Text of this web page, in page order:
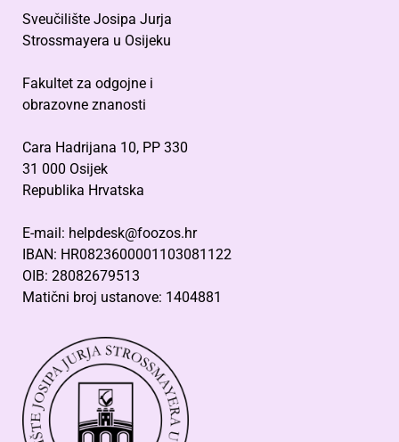
Sveučilište Josipa Jurja
Strossmayera u Osijeku
Fakultet za odgojne i
obrazovne znanosti
Cara Hadrijana 10, PP 330
31 000 Osijek
Republika Hrvatska
E-mail: helpdesk@foozos.hr
IBAN: HR0823600001103081122
OIB: 28082679513
Matični broj ustanove: 1404881